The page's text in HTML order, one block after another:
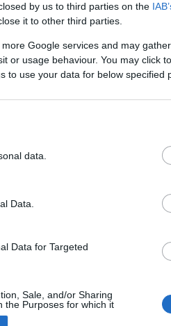
by us to third parties on the
it to other third parties.
Google services and may
or usage behaviour. You may click
to use your data for below specified
data.
Data.
Data for Targeted
Sale, and/or Sharing
the Purposes for which it